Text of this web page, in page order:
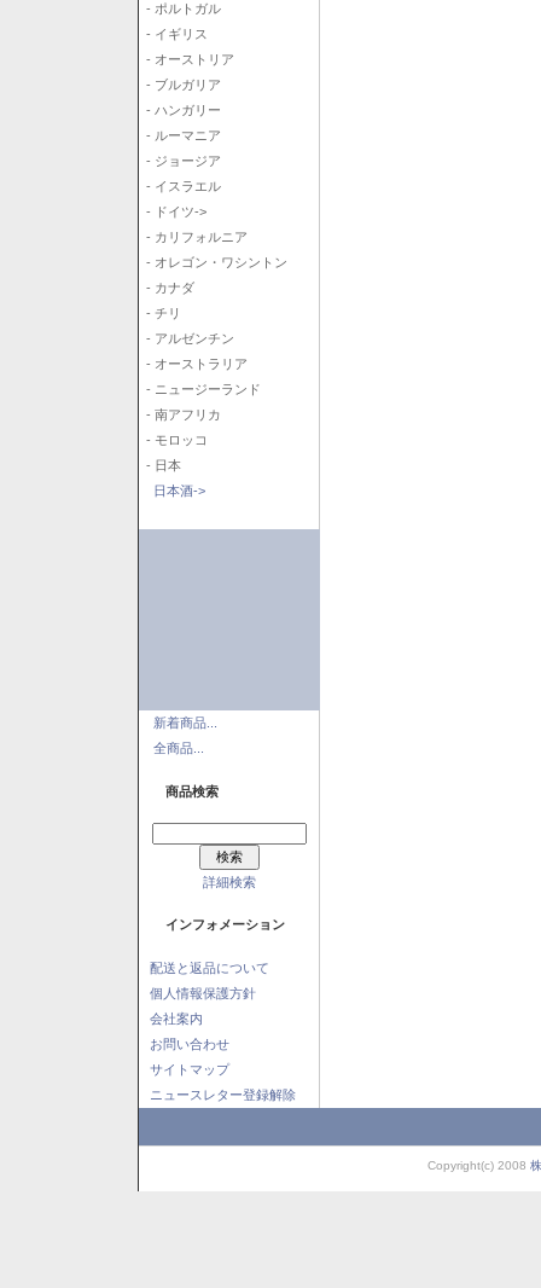
- ポルトガル
- イギリス
- オーストリア
- ブルガリア
- ハンガリー
- ルーマニア
- ジョージア
- イスラエル
- ドイツ->
- カリフォルニア
- オレゴン・ワシントン
- カナダ
- チリ
- アルゼンチン
- オーストラリア
- ニュージーランド
- 南アフリカ
- モロッコ
- 日本
日本酒->
新着商品...
全商品...
商品検索
詳細検索
インフォメーション
配送と返品について
個人情報保護方針
会社案内
お問い合わせ
サイトマップ
ニュースレター登録解除
Copyright(c) 2008